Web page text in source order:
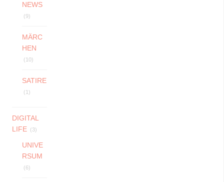
NEWS
(9)
MÄRC
HEN
(10)
SATIRE
(1)
DIGITAL
LIFE (3)
UNIVE
RSUM
(6)